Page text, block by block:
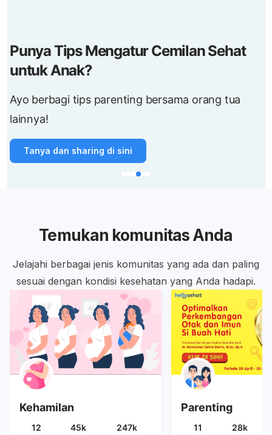
Punya Tips Mengatur Cemilan Sehat
untuk Anak?
Ayo berbagi tips parenting bersama orang tua
lainnya!
Tanya dan sharing di sini
Temukan komunitas Anda
Jelajahi berbagai jenis komunitas yang ada dan paling
sesuai dengan kondisi kesehatan yang Anda hadapi.
Kehamilan
12
45k
247k
Parenting
11
28k